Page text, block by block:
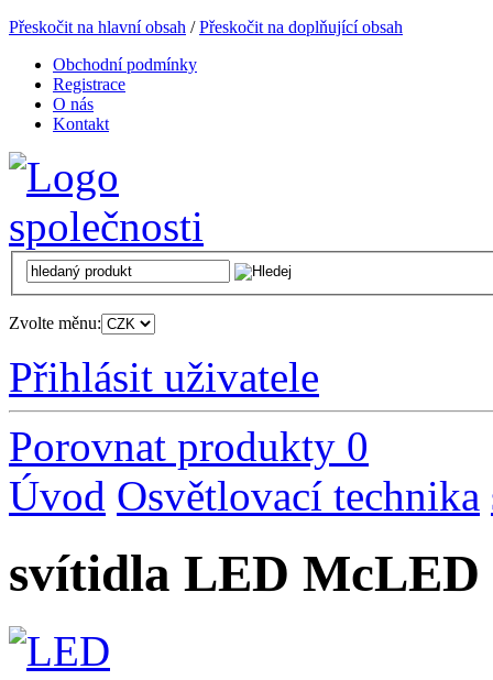
Přeskočit na hlavní obsah /Přeskočit na doplňující obsah
Obchodní podmínky
Registrace
O nás
Kontakt
Zvolte měnu:
Přihlásit uživatele
Porovnat produkty 0
Úvod Osvětlovací technika
svítidla LED McLED